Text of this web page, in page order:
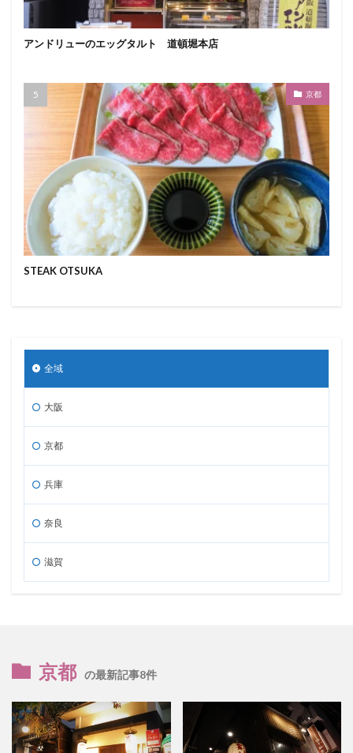
アンドリューのエッグタルト 道頓堀本店
京都
STEAK OTSUKA
全域
大阪
京都
兵庫
奈良
滋賀
京都 の最新記事8件